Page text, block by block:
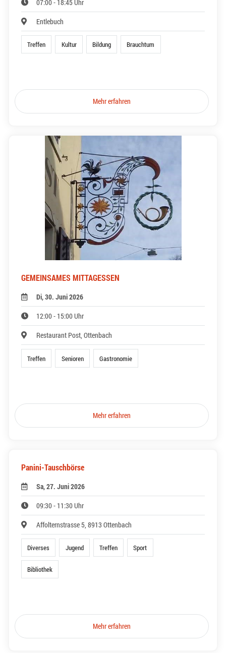
07:00 - 18:45 Uhr
Entlebuch
Treffen Kultur Bildung Brauchtum
Mehr erfahren
GEMEINSAMES MITTAGESSEN
Di, 30. Juni 2026
12:00 - 15:00 Uhr
Restaurant Post, Ottenbach
Treffen Senioren Gastronomie
Mehr erfahren
Panini-Tauschbörse
Sa, 27. Juni 2026
09:30 - 11:30 Uhr
Affolternstrasse 5, 8913 Ottenbach
Diverses Jugend Treffen Sport
Bibliothek
Mehr erfahren